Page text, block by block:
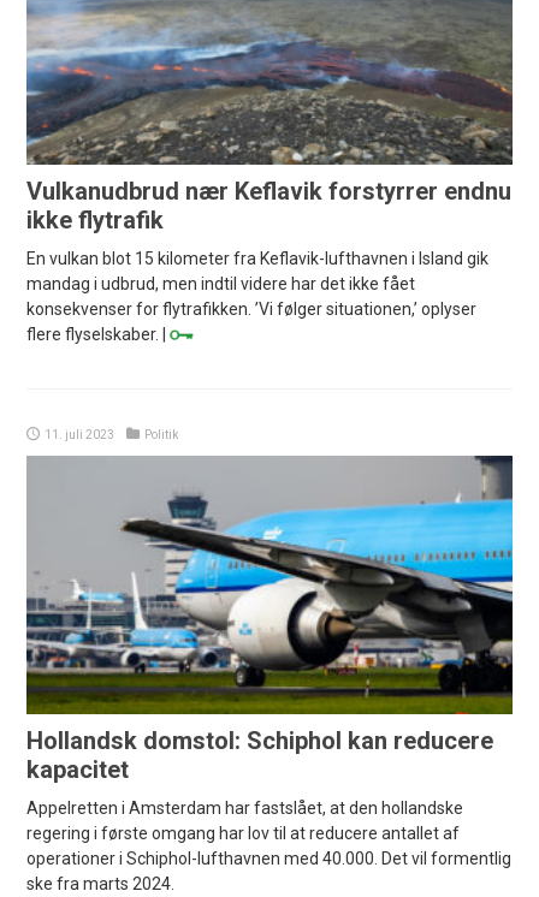
Vulkanudbrud nær Keflavik forstyrrer endnu
ikke flytrafik
En vulkan blot 15 kilometer fra Keflavik-lufthavnen i Island gik
mandag i udbrud, men indtil videre har det ikke fået
konsekvenser for flytrafikken. ’Vi følger situationen,’ oplyser
flere flyselskaber. |
11. juli 2023 Politik
Hollandsk domstol: Schiphol kan reducere
kapacitet
Appelretten i Amsterdam har fastslået, at den hollandske
regering i første omgang har lov til at reducere antallet af
operationer i Schiphol-lufthavnen med 40.000. Det vil formentlig
ske fra marts 2024.